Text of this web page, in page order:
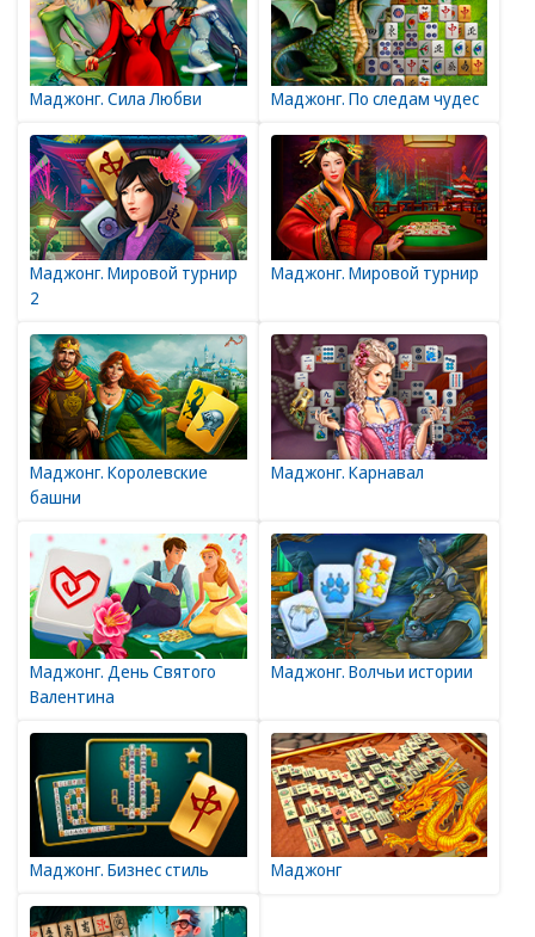
Маджонг. Сила Любви Маджонг. По следам чудес
Маджонг. Мировой турнир
2
Маджонг. Мировой турнир
Маджонг. Королевские
башни
Маджонг. Карнавал
Маджонг. День Святого
Валентина
Маджонг. Волчьи истории
Маджонг. Бизнес стиль Маджонг